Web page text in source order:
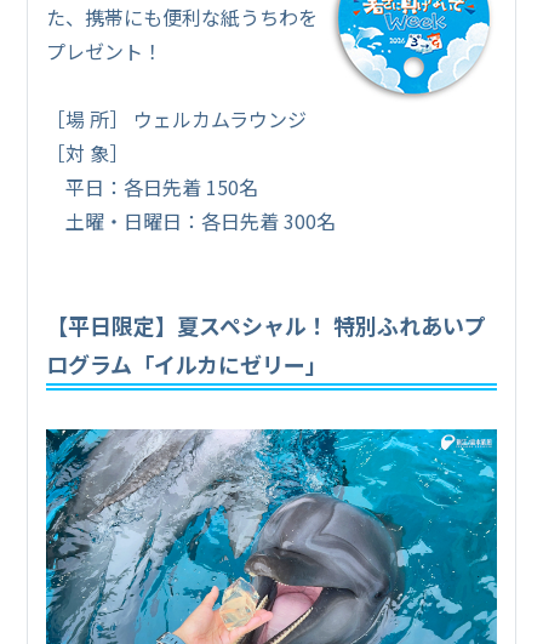
た、携帯にも便利な紙うちわを
プレゼント！
［場 所］ ウェルカムラウンジ
［対 象］
平日：各日先着 150名
土曜・日曜日：各日先着 300名
【平日限定】夏スペシャル！ 特別ふれあいプ
ログラム「イルカにゼリー」